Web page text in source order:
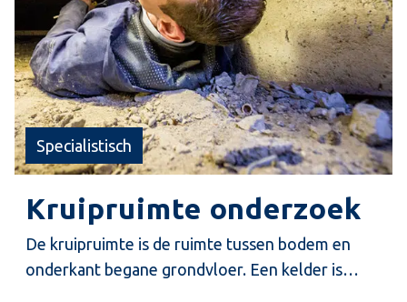
nauwkeurig worden uitgevoerd.
Specialistisch
Kruipruimte onderzoek
De kruipruimte is de ruimte tussen bodem en
onderkant begane grondvloer. Een kelder is